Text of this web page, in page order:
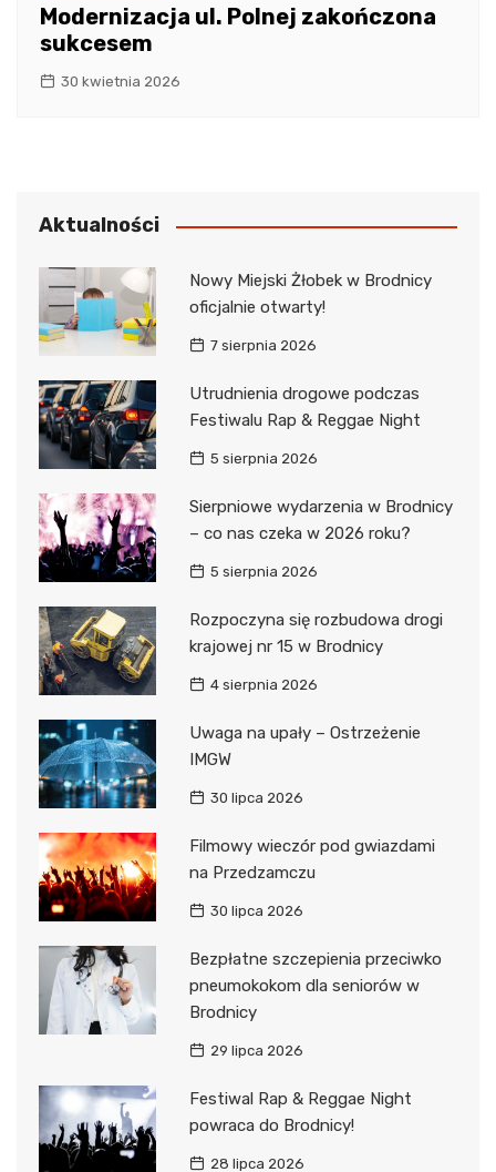
Modernizacja ul. Polnej zakończona
sukcesem
30 kwietnia 2026
Aktualności
Nowy Miejski Żłobek w Brodnicy
oficjalnie otwarty!
7 sierpnia 2026
Utrudnienia drogowe podczas
Festiwalu Rap & Reggae Night
5 sierpnia 2026
Sierpniowe wydarzenia w Brodnicy
– co nas czeka w 2026 roku?
5 sierpnia 2026
Rozpoczyna się rozbudowa drogi
krajowej nr 15 w Brodnicy
4 sierpnia 2026
Uwaga na upały – Ostrzeżenie
IMGW
30 lipca 2026
Filmowy wieczór pod gwiazdami
na Przedzamczu
30 lipca 2026
Bezpłatne szczepienia przeciwko
pneumokokom dla seniorów w
Brodnicy
29 lipca 2026
Festiwal Rap & Reggae Night
powraca do Brodnicy!
28 lipca 2026